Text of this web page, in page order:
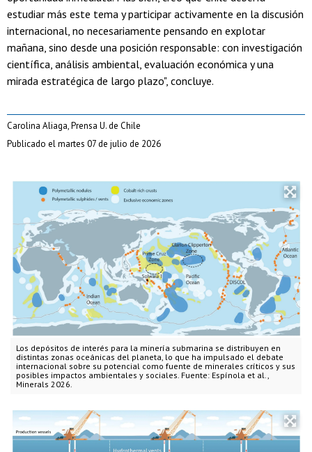
Los depósitos de interés para la minería submarina se distribuyen en
distintas zonas oceánicas del planeta, lo que ha impulsado el debate
internacional sobre su potencial como fuente de minerales críticos y sus
posibles impactos ambientales y sociales. Fuente: Espínola et al.,
Minerals 2026.
estudiar más este tema y participar activamente en la discusión
internacional, no necesariamente pensando en explotar
mañana, sino desde una posición responsable: con investigación
científica, análisis ambiental, evaluación económica y una
mirada estratégica de largo plazo", concluye.
Carolina Aliaga, Prensa U. de Chile
Publicado el martes 07 de julio de 2026